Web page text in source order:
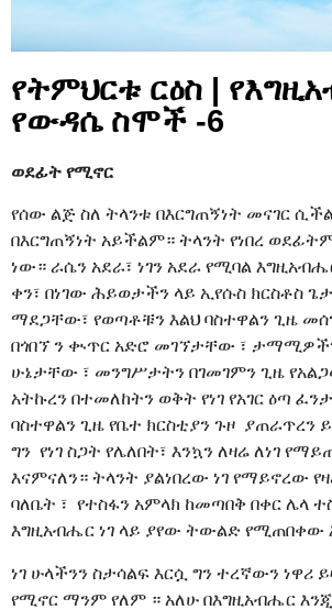
የትምህርቱ ርዕስ |
የውዳሴ ስሞች -6
ወደፊት የሚኖር
የሰው ልጅ ስለ ትላንቱ በእርግጠኝነት መናገር
በእርግጠኝነት አይችልም። ትላንት የነበረ
ነው። ራሴን አደራ፣ ነገን አደራ የሚባል
ቀን፣ በነገው ሕይወታችን ላይ ኢየሱስ ክርስቶስ
ማደጋቸው፣ የወጣቶቹን እልህ ባስተዋልን ጊዜ
በጎበኘ ን ቊጥር አድሮ መገኘታቸው ፣ ታማሚዎችን
ሁኔታቸው ፣ መንግሥታትን በገመገምን ጊዜ
አትኩረን በተመለከትን ወቅት የነገ የአገር ዕጣ
ባስተዋልን ጊዜ የቤተ ክርስቲያን ጉዞ ያጠራጥረን
ግን የነገ ስጋት የሌለበት፣ እንኳን ለዛሬ ለነገ
እናምናለን። ትላንት ያልነበረው ነገ የማይኖረው
ባለቤት ፣ የተስፋን አምላክ ከመጣበቅ በቀር ሌላ
እግዚአብሔር ነገ ላይ ያየው ትውልድ የሚጠበቀው
ነገ ሁላችንን ስታሳልፍ እርሷ ግን ተረኛውን ነዋሪ
የሚኖር ማንም የለም ። አለሁ በእግዚአብሔር